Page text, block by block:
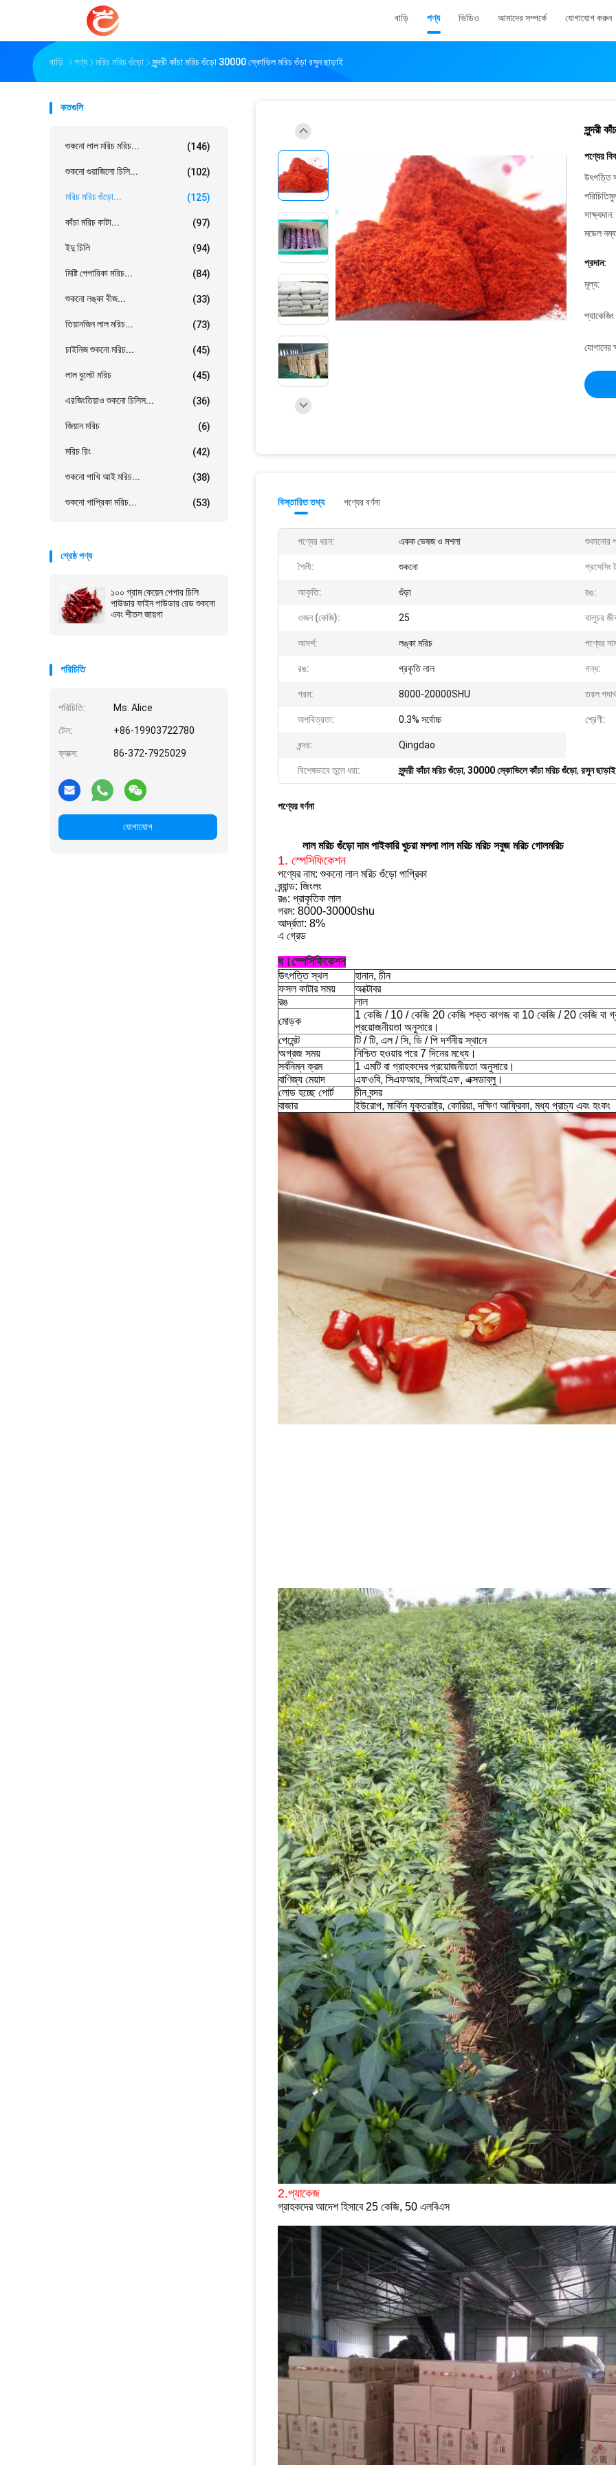
বাড়ি পণ্য ভিডিও আমাদের সম্পর্কে যোগাযোগ করুন
বাড়ি পণ্য মরিচ মরিচ গুঁড়ো সুন্দরী কাঁচা মরিচ গুঁড়ো 30000 স্কোভিল মরিচ গুঁড়া রসুন ছাড়াই
কতগুলি
শুকনো লাল মরিচ মরিচ... (146)
শুকনো গুয়াজিলো চিলি... (102)
মরিচ মরিচ গুঁড়ো... (125)
কাঁচা মরিচ কাটা... (97)
ইদু চিলি (94)
মিষ্টি পেপারিকা মরিচ... (84)
শুকনো লঙ্কা বীজ... (33)
তিয়ানজিন লাল মরিচ... (73)
চাইনিজ শুকনো মরিচ... (45)
লাল বুলেট মরিচ (45)
এরজিংতিয়াও শুকনো চিলিস... (36)
জিয়ান মরিচ (6)
মরিচ রিং (42)
শুকনো পাখি আই মরিচ... (38)
শুকনো পাপ্রিকা মরিচ... (53)
শ্রেষ্ঠ পণ্য
১০০ গ্রাম কেয়েন পেপার চিলি
পাউডার ফাইন পাউডার রেড শুকনো
এবং শীতল জায়গা
পরিচিতি
পরিচিতি: Ms. Alice
টেল: +86-19903722780
ফ্যাক্স: 86-372-7925029
যোগাযোগ
সুন্দরী
পণ্যের
উৎপত্তি
সাক্ষ্যদান:
মডেল
প্রদান:
মূল্য:
যোগানের
বিস্তারিত তথ্য পণ্যের বর্ণনা
পণ্যের ধরন: একক ভেষজ ও মশলা শুকানোর
শৈলী: শুকনো প্রসেসিং
আকৃতি: গুঁড়া রঙ:
ওজন (কেজি): 25 বালুচর
আদর্শ: লঙ্কা মরিচ পণ্যের
রঙ: প্রকৃতি লাল গন্ধ:
গরম: 8000-20000SHU তরল
অপবিত্রতা: 0.3% সর্বোচ্চ শ্রেণী:
বন্দর: Qingdao
বিশেষভাবে তুলে ধরা: সুন্দরী কাঁচা মরিচ গুঁড়ো, 30000 স্কোভিলে কাঁচা মরিচ গুঁড়ো, রসুন
পণ্যের বর্ণনা
লাল মরিচ গুঁড়ো দাম পাইকারি খুচরা মশলা লাল মরিচ মরিচ সবুজ মরিচ গোলমরিচ
1. স্পেসিফিকেশন
পণ্যের নাম: শুকনো লাল মরিচ গুঁড়ো পাপ্রিকা
ব্র্যান্ড: জিংলং
রঙ: প্রাকৃতিক লাল
গরম: 8000-30000shu
আর্দ্রতা: 8%
এ গ্রেড
ঘ।স্পেসিফিকেশন
উৎপত্তি স্থল
হানান, চীন
ফসল কাটার সময়
অক্টোবর
রঙ
লাল
মোড়ক
1 কেজি / 10 / কেজি 20 কেজি শক্ত কাগজ বা 10 কেজি / 20 কেজি বা
প্রয়োজনীয়তা অনুসারে।
পেমেন্ট
টি / টি, এল / সি, ডি / পি দর্শনীয় স্থানে
অগ্রজ সময়
নিশ্চিত হওয়ার পরে 7 দিনের মধ্যে।
সর্বনিম্ন ক্রম
1 এমটি বা গ্রাহকদের প্রয়োজনীয়তা অনুসারে।
বাণিজ্য মেয়াদ
এফওবি, সিএফআর, সিআইএফ, এক্সডাব্লু।
লোড হচ্ছে পোর্ট
চীন বন্দর
বাজার
ইউরোপ, মার্কিন যুক্তরাষ্ট্র, কোরিয়া, দক্ষিণ আফ্রিকা, মধ্য প্রাচ্য এবং হংকং
2.প্যাকেজ
গ্রাহকদের আদেশ হিসাবে 25 কেজি, 50 এলবিএস